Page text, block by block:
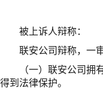
被上诉人辩称：
联安公司辩称，一
（一）联安公司
得到法律保护。